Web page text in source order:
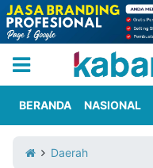
Iklan
Berita
Kami
BERANDA NASIONAL
Daerah